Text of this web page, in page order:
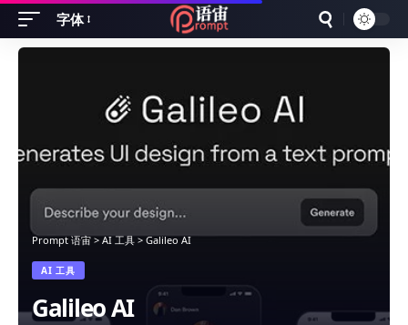
Font
Resizer
字体
Prompt 语宙>AI 工具>Galileo AI
AI 工具
Galileo AI